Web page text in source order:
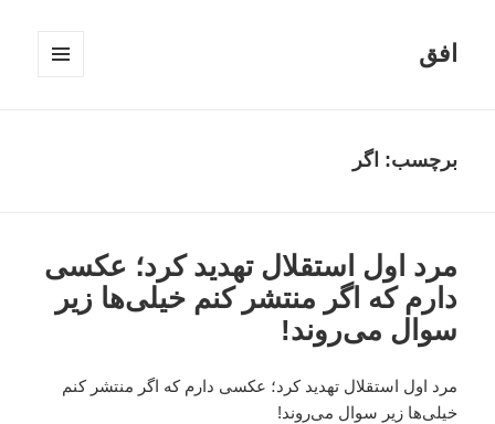
افق
برچسب: اگر
مرد اول استقلال تهدید کرد؛ عکسی
دارم که اگر منتشر کنم خیلی‌ها زیر
سوال می‌روند!
مرد اول استقلال تهدید کرد؛ عکسی دارم که اگر منتشر کنم
خیلی‌ها زیر سوال می‌روند!